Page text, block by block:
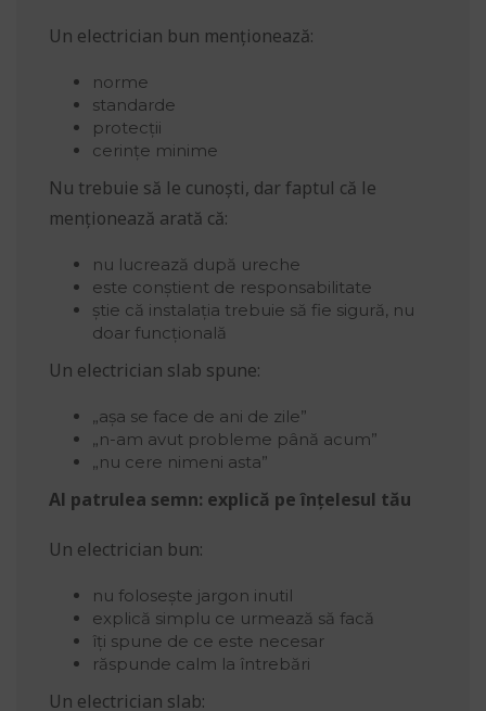
Un electrician bun menționează:
norme
standarde
protecții
cerințe minime
Nu trebuie să le cunoști, dar faptul că le
menționează arată că:
nu lucrează după ureche
este conștient de responsabilitate
știe că instalația trebuie să fie sigură, nu
doar funcțională
Un electrician slab spune:
„așa se face de ani de zile”
„n-am avut probleme până acum”
„nu cere nimeni asta”
Al patrulea semn: explică pe înțelesul tău
Un electrician bun:
nu folosește jargon inutil
explică simplu ce urmează să facă
îți spune de ce este necesar
răspunde calm la întrebări
Un electrician slab: